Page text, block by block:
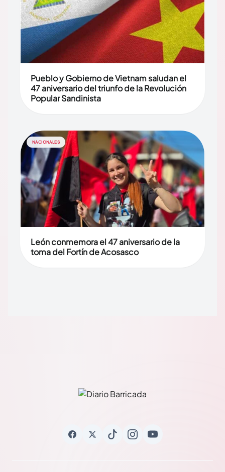
Pueblo y Gobierno de Vietnam saludan el
47 aniversario del triunfo de la Revolución
Popular Sandinista
NACIONALES
León conmemora el 47 aniversario de la
toma del Fortín de Acosasco